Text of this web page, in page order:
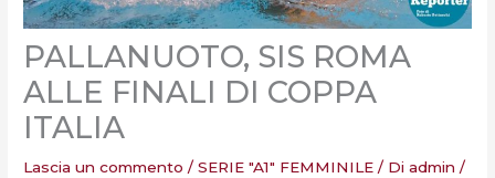
PALLANUOTO, SIS ROMA
ALLE FINALI DI COPPA
ITALIA
Lascia un commento /SERIE "A1" FEMMINILE / Diadmin/